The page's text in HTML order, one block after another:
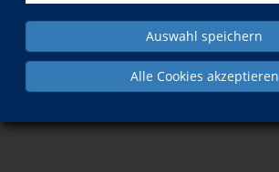
Auswahl speichern
Alle Cookies akzeptieren
Rumänisch